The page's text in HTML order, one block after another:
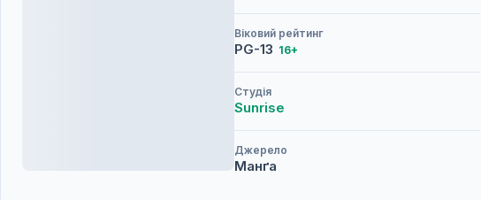
Віковий рейтинг
PG-13 16+
Студія
Sunrise
Джерело
Манґа